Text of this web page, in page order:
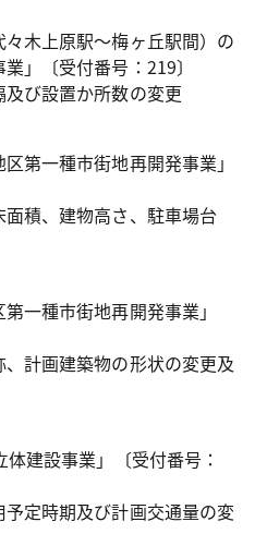
々木上原駅～梅ヶ丘駅間）の
」〔受付番号：219〕
び設置か所数の変更
第一種市街地再開発事業」
積、建物高さ、駐車場台
一種市街地再開発事業」
計画建築物の形状の変更及
体建設事業」〔受付番号：
定時期及び計画交通量の変